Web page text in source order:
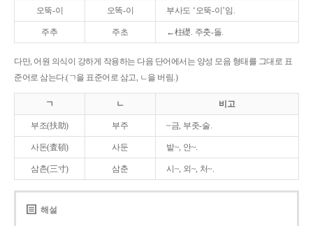
오뚝-이 오똑-이 부사도 ‘오뚝-이’임.
주추 주초 ←柱礎. 주춧-돌.
다만, 어원 의식이 강하게 작용하는 다음 단어에서는 양성 모음 형태를 그대로 표
준어로 삼는다.(ㄱ을 표준어로 삼고, ㄴ을 버림.)
ㄱ ㄴ 비고
부조(扶助) 부주 ~금, 부좃-술.
사돈(査頓) 사둔 밭~, 안~.
삼촌(三寸) 삼춘 시~, 외~, 처~.
해설